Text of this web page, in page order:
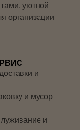
уютной
организации
и
и мусор
и